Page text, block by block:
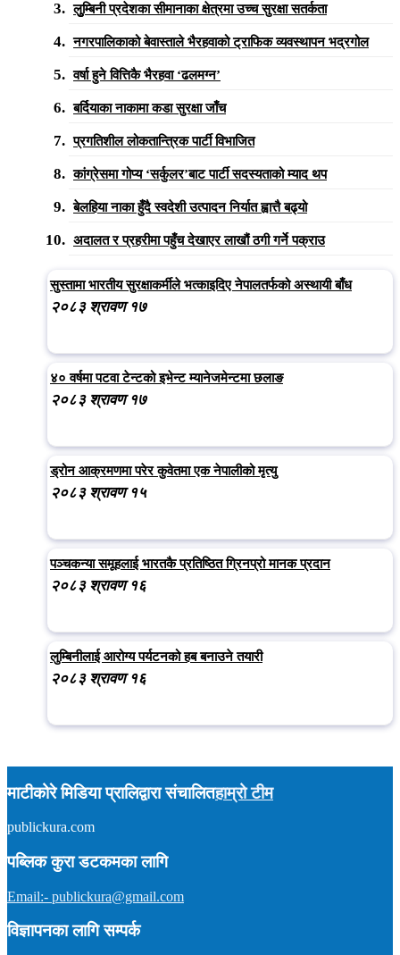
लुुम्बिनी प्रदेशका सीमानाका क्षेत्रमा उच्च सुरक्षा सतर्कता
नगरपालिकाको बेवास्ताले भैरहवाको ट्राफिक व्यवस्थापन भद्रगोल
वर्षा हुने वित्तिकै भैरहवा ‘ढलमग्न’
बर्दियाका नाकामा कडा सुरक्षा जाँच
प्रगतिशील लोकतान्त्रिक पार्टी विभाजित
कांग्रेसमा गोप्य ‘सर्कुलर’बाट पार्टी सदस्यताको म्याद थप
बेलहिया नाका हुँदै स्वदेशी उत्पादन निर्यात ह्वात्तै बढ्यो
अदालत र प्रहरीमा पहुँच देखाएर लाखौं ठगी गर्ने पक्राउ
सुस्तामा भारतीय सुरक्षाकर्मीले भत्काइदिए नेपालतर्फको अस्थायी बाँध
२०८३ श्रावण १७
४० वर्षमा पटवा टेन्टको इभेन्ट म्यानेजमेन्टमा छलाङ
२०८३ श्रावण १७
ड्रोन आक्रमणमा परेर कुवेतमा एक नेपालीको मृत्यु
२०८३ श्रावण १५
पञ्चकन्या समूहलाई भारतकै प्रतिष्ठित ग्रिनप्रो मानक प्रदान
२०८३ श्रावण १६
लुम्बिनीलाई आरोग्य पर्यटनको हब बनाउने तयारी
२०८३ श्रावण १६
माटीकोरे मिडिया प्रालिद्वारा संचालित
publickura.com
पब्लिक कुरा डटकमका लागि
Email:- publickura@gmail.com
विज्ञापनका लागि सम्पर्क
हाम्रो टीम